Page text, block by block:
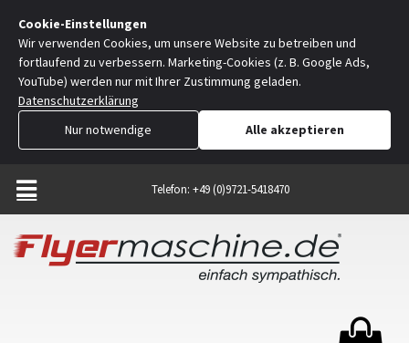
Cookie-Einstellungen
Wir verwenden Cookies, um unsere Website zu betreiben und
fortlaufend zu verbessern. Marketing-Cookies (z. B. Google Ads,
YouTube) werden nur mit Ihrer Zustimmung geladen.
Datenschutzerklärung
Nur notwendige
Alle akzeptieren
Telefon: +49 (0)9721-5418470